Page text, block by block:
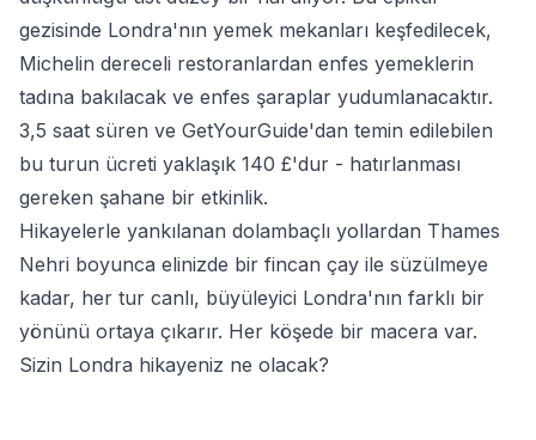
gezisinde Londra'nın yemek mekanları keşfedilecek,
Michelin dereceli restoranlardan enfes yemeklerin
tadına bakılacak ve enfes şaraplar yudumlanacaktır.
3,5 saat süren ve GetYourGuide'dan temin edilebilen
bu turun ücreti yaklaşık 140 £'dur - hatırlanması
gereken şahane bir etkinlik.
Hikayelerle yankılanan dolambaçlı yollardan Thames
Nehri boyunca elinizde bir fincan çay ile süzülmeye
kadar, her tur canlı, büyüleyici Londra'nın farklı bir
yönünü ortaya çıkarır. Her köşede bir macera var.
Sizin Londra hikayeniz ne olacak?